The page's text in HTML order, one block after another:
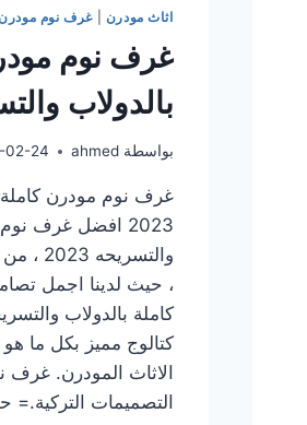
اثاث مودرن |غرف نوم
غرف نوم
بالدولاب
بواسطة ahmed
02-24
غرف نوم مودرن كاملة
2023 افضل غرف
، حيث لدينا اجمل
كتالوج مميز بكل ما
الاثاث المودرن.
التصميمات التركية.=